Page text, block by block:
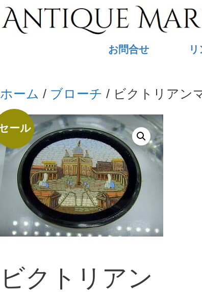
コ
ン
へ
ス
キ
プ
お問合せ
ホーム / ブローチ / ビクトリアン
ール
ビクトリアン